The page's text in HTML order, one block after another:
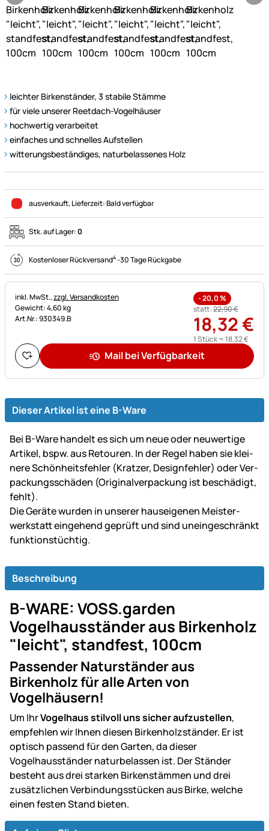
leichter Birkenständer, 3 stabile Stämme
für viele unserer Reetdach-Vogelhäuser
hochwertig verarbeitet
einfaches und schnelles Aufstellen
witterungsbeständiges, naturbelassenes Holz
ausverkauft, Lieferzeit:Bald verfügbar
Stk. auf Lager:0
Kostenloser Rückversand4-30 Tage Rückgabe
Steuerhinweis:
inkl. MwSt.,zzgl. Versandkosten
Gewicht: 4,60 kg
Art.Nr.: 930349.B
-20,0%
statt:22,90€
18,32€
1 Stück =18,32€
Mail bei Verfügbarkeit
Dieser Artikel ist eine B-Ware
Bei B-Ware handelt es sich um neue oder neu­wer­tige
Artikel, bspw. aus Retouren. In der Regel haben sie klei­
ne­re Schön­heits­fehler (Kratzer, Design­fehler) oder Ver­
packungs­schäden (Original­ver­packung ist be­schä­digt,
fehlt).
Die Geräte wurden in unserer haus­ei­ge­nen Mei­ster­
werk­statt ein­gehend ge­prüft und sind un­ein­ge­schränkt
funk­tions­tüch­tig.
Beschreibung
B-WARE: VOSS.garden
Vogelhausständer aus Birkenholz
"leicht", standfest, 100cm
Passender Naturständer aus
Birkenholz für alle Arten von
Vogelhäusern!
Um IhrVogelhaus stilvoll uns sicher aufzustellen,
empfehlen wir Ihnen diesen Birkenholzständer. Er ist
optisch passend für den Garten, da dieser
Vogelhausständer naturbelassen ist. Der Ständer
besteht aus drei starken Birkenstämmen und drei
zusätzlichen Verbindungsstücken aus Birke, welche
einen festen Stand bieten.